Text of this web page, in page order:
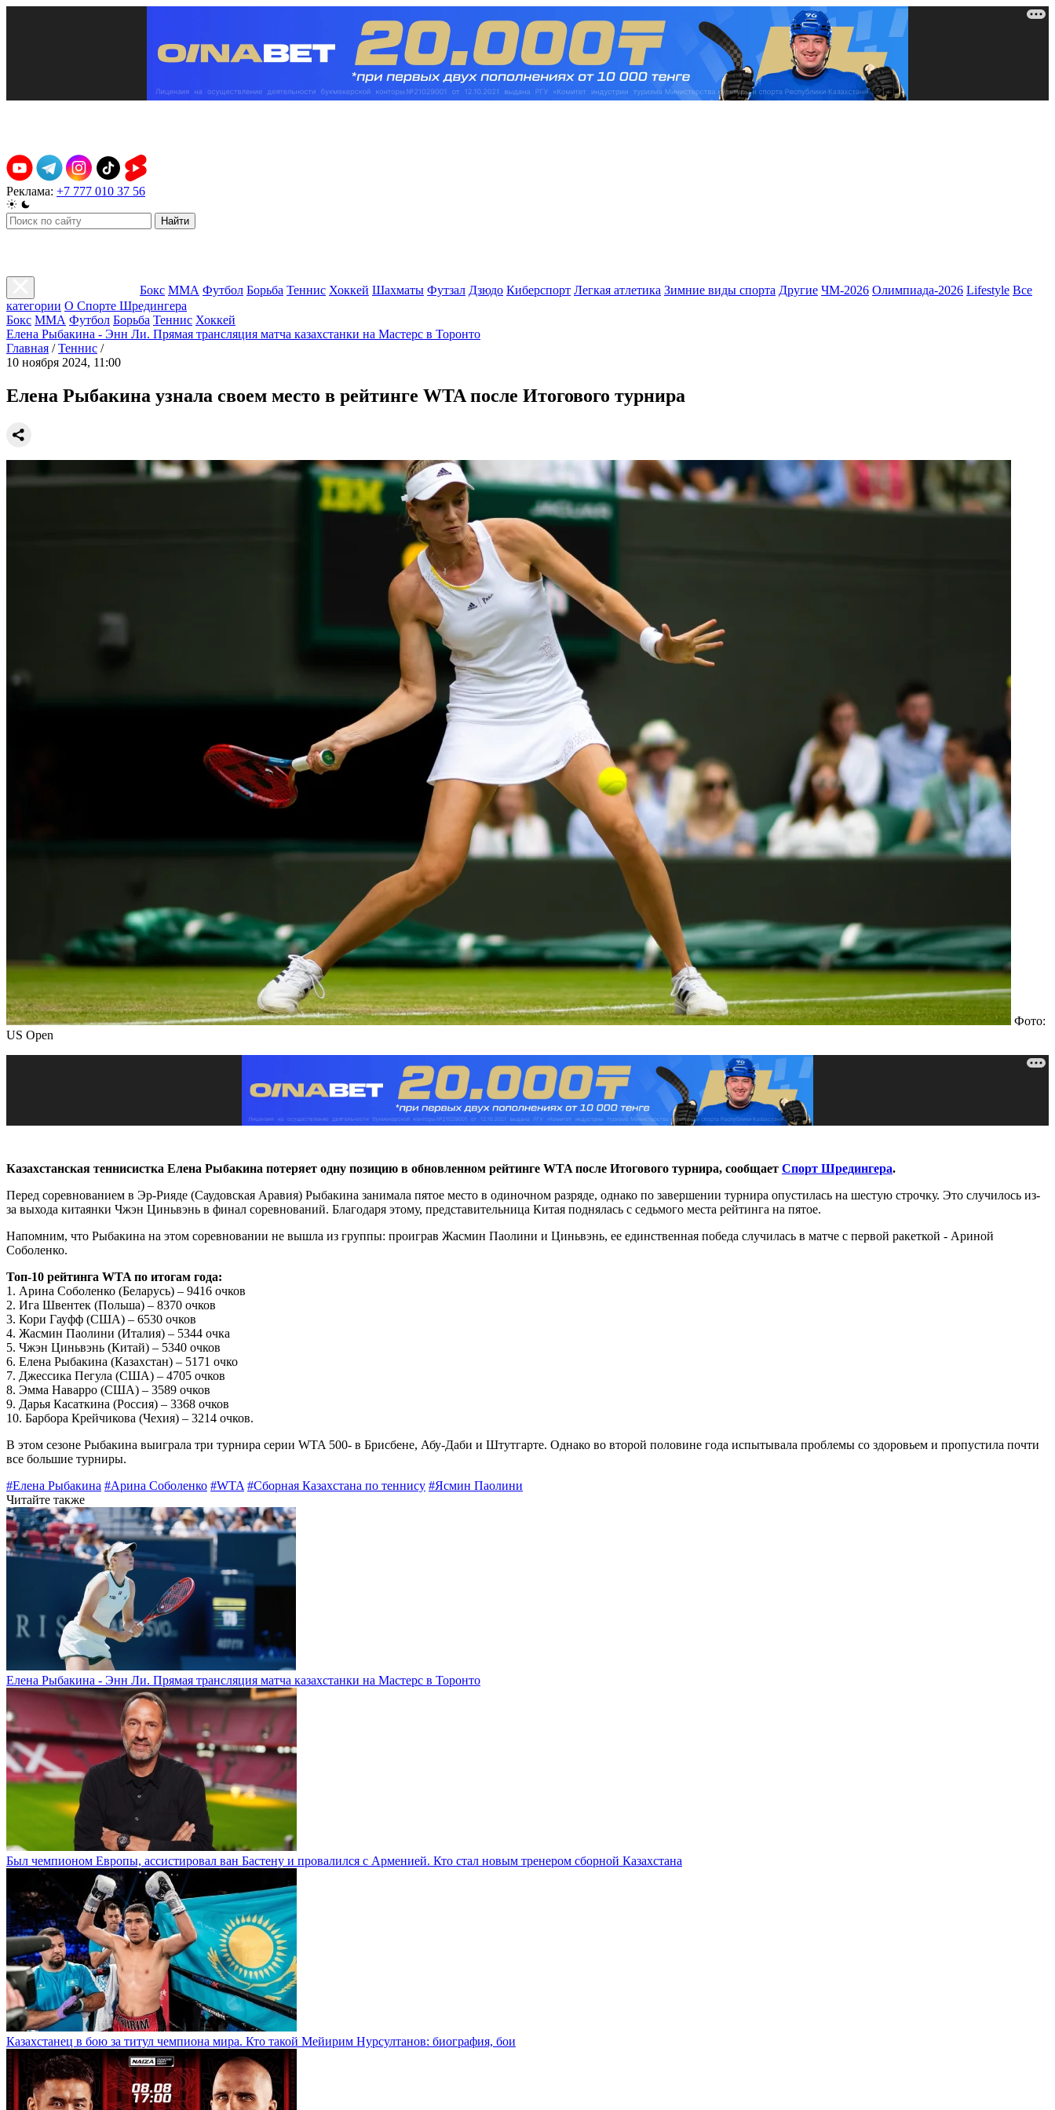
Реклама: +7 777 010 37 56
Найти
Бокс ММА Футбол Борьба Теннис Хоккей Шахматы Футзал Дзюдо Киберспорт Легкая атлетика Зимние виды спорта Другие ЧМ-2026 Олимпиада-2026 Lifestyle Все
категории О Спорте Шредингера
Бокс ММА Футбол Борьба Теннис Хоккей
Елена Рыбакина - Энн Ли. Прямая трансляция матча казахстанки на Мастерс в Торонто
Главная / Теннис /
10 ноября 2024, 11:00
Елена Рыбакина узнала своем место в рейтинге WTA после Итогового турнира
Фото:
US Open
Казахстанская теннисистка Елена Рыбакина потеряет одну позицию в обновленном рейтинге WTA после Итогового турнира, сообщает Спорт Шредингера.
Перед соревнованием в Эр-Рияде (Саудовская Аравия) Рыбакина занимала пятое место в одиночном разряде, однако по завершении турнира опустилась на шестую строчку. Это случилось из-
за выхода китаянки Чжэн Циньвэнь в финал соревнований. Благодаря этому, представительница Китая поднялась с седьмого места рейтинга на пятое.
Напомним, что Рыбакина на этом соревновании не вышла из группы: проиграв Жасмин Паолини и Циньвэнь, ее единственная победа случилась в матче с первой ракеткой - Ариной
Соболенко.
Топ-10 рейтинга WTA по итогам года:
1. Арина Соболенко (Беларусь) – 9416 очков
2. Ига Швентек (Польша) – 8370 очков
3. Кори Гауфф (США) – 6530 очков
4. Жасмин Паолини (Италия) – 5344 очка
5. Чжэн Циньвэнь (Китай) – 5340 очков
6. Елена Рыбакина (Казахстан) – 5171 очко
7. Джессика Пегула (США) – 4705 очков
8. Эмма Наварро (США) – 3589 очков
9. Дарья Касаткина (Россия) – 3368 очков
10. Барбора Крейчикова (Чехия) – 3214 очков.
В этом сезоне Рыбакина выиграла три турнира серии WTA 500- в Брисбене, Абу-Даби и Штутгарте. Однако во второй половине года испытывала проблемы со здоровьем и пропустила почти
все большие турниры.
#Елена Рыбакина #Арина Соболенко #WTA #Сборная Казахстана по теннису #Ясмин Паолини
Читайте также
Елена Рыбакина - Энн Ли. Прямая трансляция матча казахстанки на Мастерс в Торонто
Был чемпионом Европы, ассистировал ван Бастену и провалился с Арменией. Кто стал новым тренером сборной Казахстана
Казахстанец в бою за титул чемпиона мира. Кто такой Мейирим Нурсултанов: биография, бои